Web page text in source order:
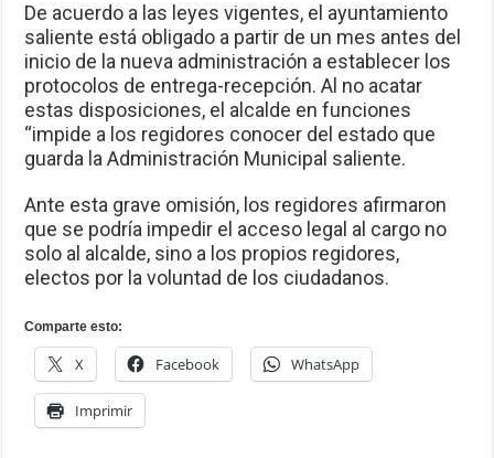
De acuerdo a las leyes vigentes, el ayuntamiento
saliente está obligado a partir de un mes antes del
inicio de la nueva administración a establecer los
protocolos de entrega-recepción. Al no acatar
estas disposiciones, el alcalde en funciones
“impide a los regidores conocer del estado que
guarda la Administración Municipal saliente.
Ante esta grave omisión, los regidores afirmaron
que se podría impedir el acceso legal al cargo no
solo al alcalde, sino a los propios regidores,
electos por la voluntad de los ciudadanos.
Comparte esto:
X Facebook WhatsApp
Imprimir